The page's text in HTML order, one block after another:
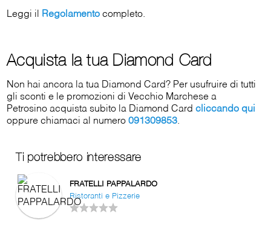
Leggi il Regolamento completo.
Acquista la tua Diamond Card
Non hai ancora la tua Diamond Card? Per usufruire di tutti
gli sconti e le promozioni di Vecchio Marchese a
Petrosino acquista subito la Diamond Cardcliccando qui
oppure chiamaci al numero091309853.
Ti potrebbero interessare
FRATELLI PAPPALARDO
Ristoranti e Pizzerie